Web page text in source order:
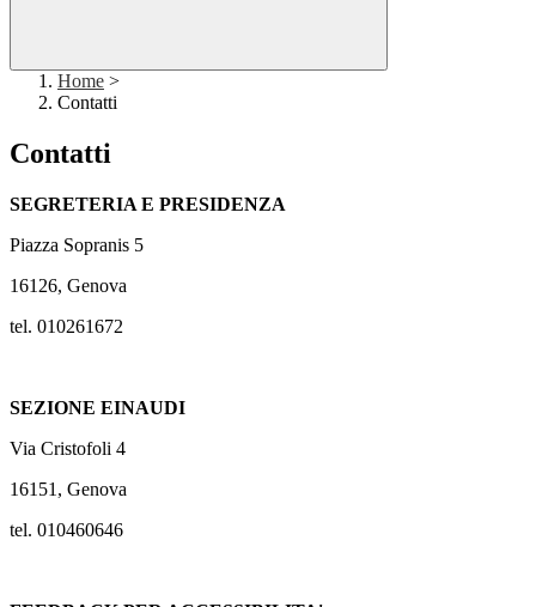
Home >
Contatti
Contatti
SEGRETERIA E PRESIDENZA
Piazza Sopranis 5
16126, Genova
tel. 010261672
SEZIONE EINAUDI
Via Cristofoli 4
16151, Genova
tel. 010460646